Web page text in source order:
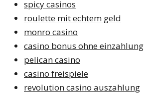
spicy casinos
roulette mit echtem geld
monro casino
casino bonus ohne einzahlung
pelican casino
casino freispiele
revolution casino auszahlung